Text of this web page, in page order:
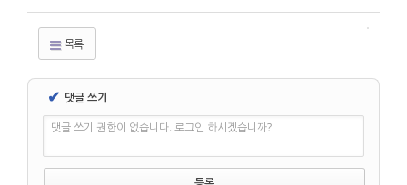
목록
✔ 댓글 쓰기
댓글 쓰기 권한이 없습니다. 로그인 하시겠습니까?